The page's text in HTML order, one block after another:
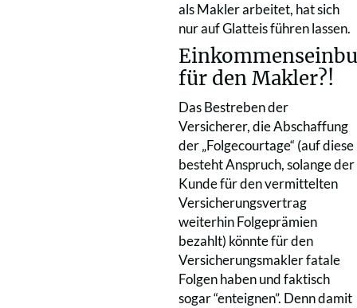
als Makler arbeitet, hat sich
nur auf Glatteis führen lassen.
für den Makler?!
Das Bestreben der
Versicherer, die Abschaffung
der „Folgecourtage“ (auf diese
besteht Anspruch, solange der
Kunde für den vermittelten
Versicherungsvertrag
weiterhin Folgeprämien
bezahlt) könnte für den
Versicherungsmakler fatale
Folgen haben und faktisch
sogar “enteignen”. Denn damit